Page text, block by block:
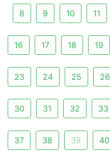
8 9 10 11
16 17 18 19
23 24 25 26
30 31 32 33
37 38 39 40